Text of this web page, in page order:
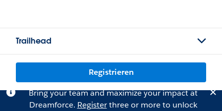
Trailhead
Registrieren
Bring your team and maximize your impact at
Dreamforce. Registerthree or more to unlock